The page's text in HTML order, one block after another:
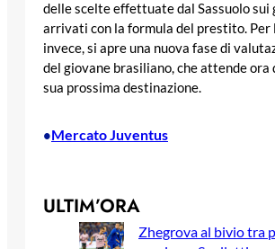
delle scelte effettuate dal Sassuolo sui
arrivati con la formula del prestito. Per
invece, si apre una nuova fase di
del giovane brasiliano, che attende ora
sua prossima destinazione.
•Mercato Juventus
ULTIM’ORA
Zhegrova al bivio tra